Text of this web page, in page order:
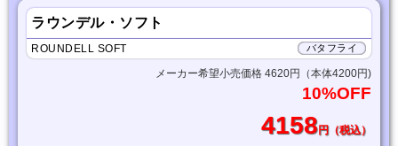
ラウンデル・ソフト
バタフライ
ROUNDELL SOFT
メーカー希望小売価格 4620円（本体4200円)
10%OFF
4158円（税込）